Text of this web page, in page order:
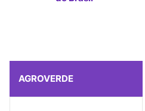
AGROVERDE